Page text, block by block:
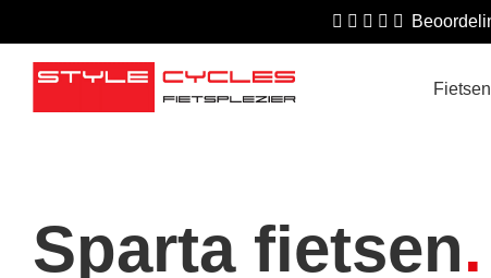
Fietsen
Sparta fietsen